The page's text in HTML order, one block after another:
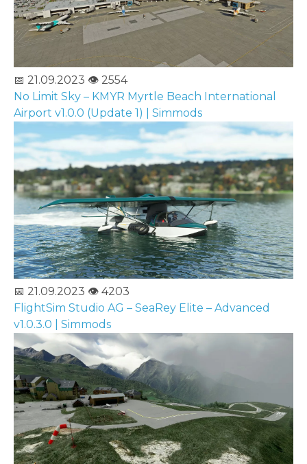
📅 21.09.2023 👁️ 2554
No Limit Sky – KMYR Myrtle Beach International
Airport v1.0.0 (Update 1) | Simmods
📅 21.09.2023 👁️ 4203
FlightSim Studio AG – SeaRey Elite – Advanced
v1.0.3.0 | Simmods